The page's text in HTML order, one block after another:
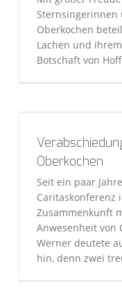
Sternsingerinnen
Oberkochen
Lachen und
Botschaft von
Oberkochen
Seit ein paar
Caritaskonferenz
Zusammenkunft
Anwesenheit von
Werner deutete
hin, denn zwei